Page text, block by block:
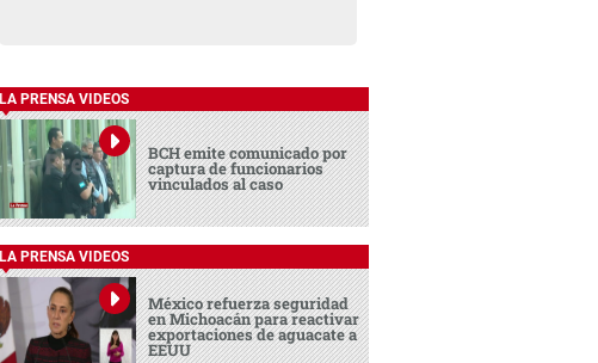
LA PRENSA VIDEOS
BCH emite comunicado por
captura de funcionarios
vinculados al caso
LA PRENSA VIDEOS
México refuerza seguridad
en Michoacán para reactivar
exportaciones de aguacate a
EEUU